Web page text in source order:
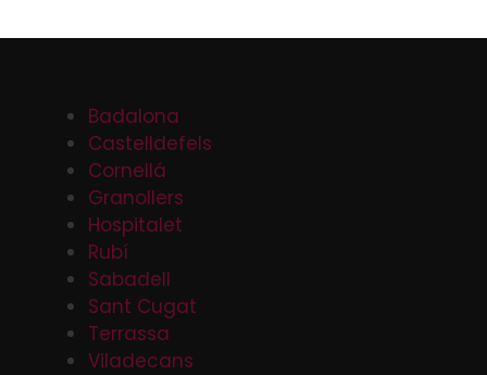
Badalona
Castelldefels
Cornellá
Granollers
Hospitalet
Rubí
Sabadell
Sant Cugat
Terrassa
Viladecans